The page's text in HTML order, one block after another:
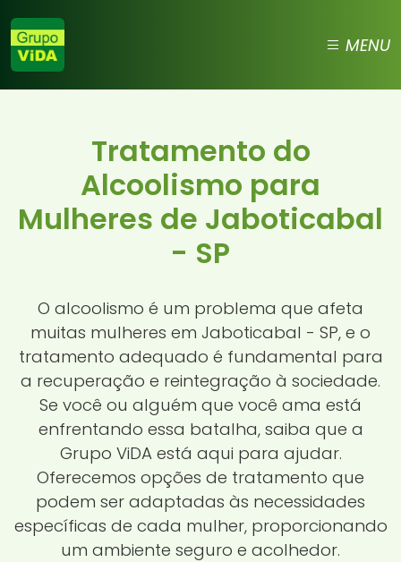
MENU
Tratamento do
Alcoolismo para
Mulheres de Jaboticabal
- SP
O alcoolismo é um problema que afeta
muitas mulheres em Jaboticabal - SP, e o
tratamento adequado é fundamental para
a recuperação e reintegração à sociedade.
Se você ou alguém que você ama está
enfrentando essa batalha, saiba que a
Grupo ViDA está aqui para ajudar.
Oferecemos opções de tratamento que
podem ser adaptadas às necessidades
específicas de cada mulher, proporcionando
um ambiente seguro e acolhedor.